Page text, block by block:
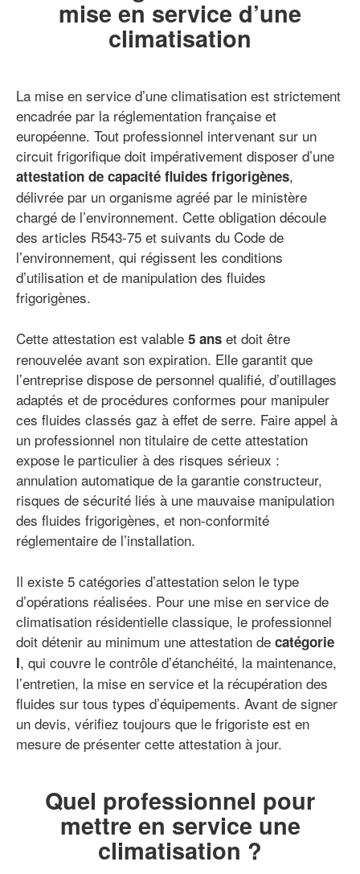
mise en service d’une
climatisation
La mise en service d’une climatisation est strictement
encadrée par la réglementation française et
européenne. Tout professionnel intervenant sur un
circuit frigorifique doit impérativement disposer d’une
attestation de capacité fluides frigorigènes,
délivrée par un organisme agréé par le ministère
chargé de l’environnement. Cette obligation découle
des articles R543-75 et suivants du Code de
l’environnement, qui régissent les conditions
d’utilisation et de manipulation des fluides
frigorigènes.
Cette attestation est valable 5 ans et doit être
renouvelée avant son expiration. Elle garantit que
l’entreprise dispose de personnel qualifié, d’outillages
adaptés et de procédures conformes pour manipuler
ces fluides classés gaz à effet de serre. Faire appel à
un professionnel non titulaire de cette attestation
expose le particulier à des risques sérieux :
annulation automatique de la garantie constructeur,
risques de sécurité liés à une mauvaise manipulation
des fluides frigorigènes, et non-conformité
réglementaire de l’installation.
Il existe 5 catégories d’attestation selon le type
d’opérations réalisées. Pour une mise en service de
climatisation résidentielle classique, le professionnel
doit détenir au minimum une attestation de catégorie
I, qui couvre le contrôle d’étanchéité, la maintenance,
l’entretien, la mise en service et la récupération des
fluides sur tous types d’équipements. Avant de signer
un devis, vérifiez toujours que le frigoriste est en
mesure de présenter cette attestation à jour.
Quel professionnel pour
mettre en service une
climatisation ?